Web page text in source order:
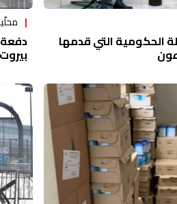
الحكومية التي قدمها دفعة
بيروت